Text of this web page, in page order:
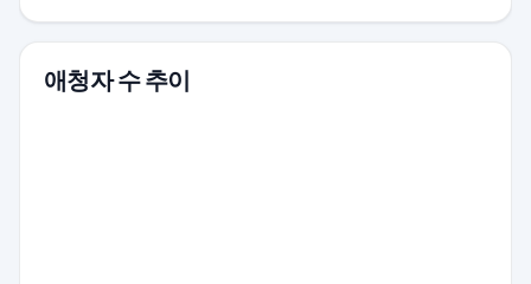
애청자 수 추이